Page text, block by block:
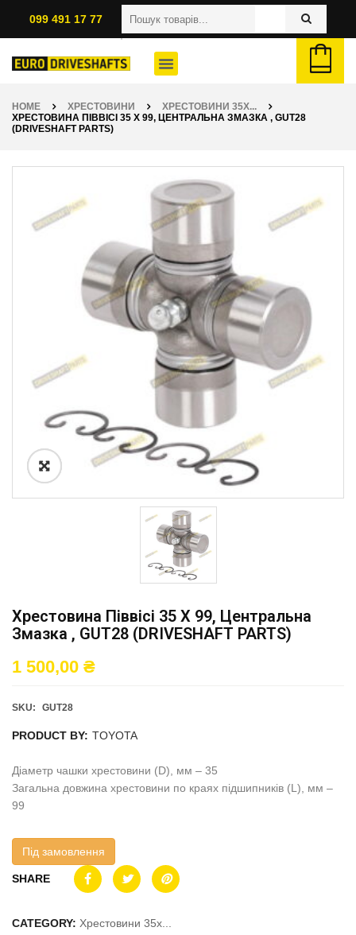
099 491 17 77
HOME ХРЕСТОВИНИ
ХРЕСТОВИНИ 35X...
ХРЕСТОВИНА ПІВВІСІ 35 X 99, ЦЕНТРАЛЬНА ЗМАЗКА , GUT28
(DRIVESHAFT PARTS)
Хрестовина Піввісі 35 X 99, Центральна
Змазка , GUT28 (DRIVESHAFT PARTS)
1 500,00 ₴
SKU: GUT28
PRODUCT BY: TOYOTA
Діаметр чашки хрестовини (D), мм – 35
Загальна довжина хрестовини по краях підшипників (L), мм –
99
Під замовлення
SHARE
CATEGORY: Хрестовини 35x...